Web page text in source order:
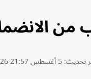
تحديث:5 أغسطس 21:57 2026